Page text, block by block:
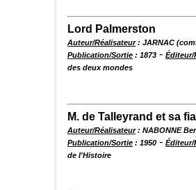
Lord Palmerston
Auteur/Réalisateur: JARNAC
Publication/Sortie : 1873 - Éditeur/
des deux mondes
M. de Talleyrand et sa
Auteur/Réalisateur: NABONNE
Publication/Sortie : 1950 - Éditeur/
de l'Histoire